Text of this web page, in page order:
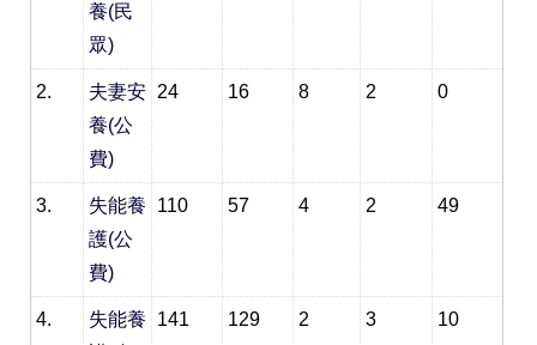
養(民
眾)
2.
夫妻安
養(公
費)
24 16 8 2 0
3.
失能養
護(公
費)
110 57 4 2 49
4.
失能養
141 129 2 3 10